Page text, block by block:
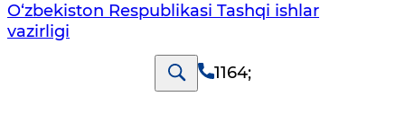
O‘zbеkistоn Rеspublikаsi Tashqi ishlаr
vаzirligi
1164;